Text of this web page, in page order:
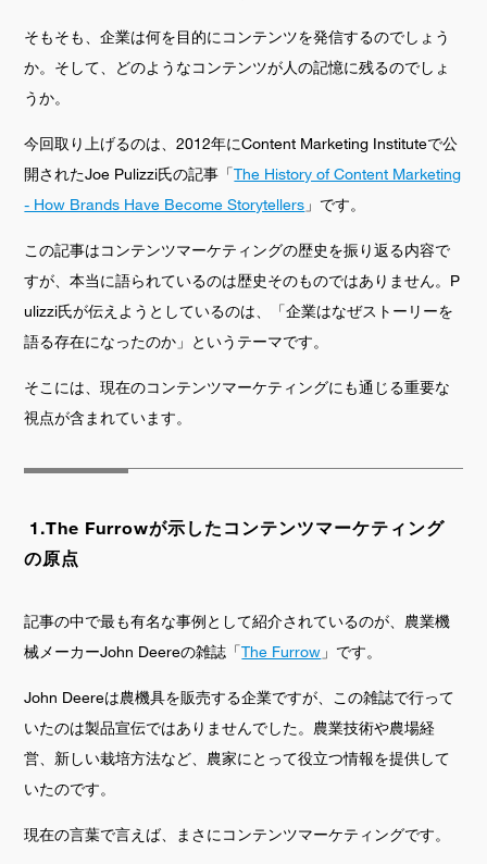
そもそも、企業は何を目的にコンテンツを発信するのでしょう
か。そして、どのようなコンテンツが人の記憶に残るのでしょ
うか。
今回取り上げるのは、2012年にContent Marketing Instituteで公
開されたJoe Pulizzi氏の記事「The History of Content Marketing
- How Brands Have Become Storytellers 」です。
この記事はコンテンツマーケティングの歴史を振り返る内容で
すが、本当に語られているのは歴史そのものではありません。P
ulizzi氏が伝えようとしているのは、「企業はなぜストーリーを
語る存在になったのか」というテーマです。
そこには、現在のコンテンツマーケティングにも通じる重要な
視点が含まれています。
1.The Furrowが示したコンテンツマーケティング
の原点
記事の中で最も有名な事例として紹介されているのが、農業機
械メーカーJohn Deereの雑誌「The Furrow 」です。
John Deereは農機具を販売する企業ですが、この雑誌で行って
いたのは製品宣伝ではありませんでした。農業技術や農場経
営、新しい栽培方法など、農家にとって役立つ情報を提供して
いたのです。
現在の言葉で言えば、まさにコンテンツマーケティングです。